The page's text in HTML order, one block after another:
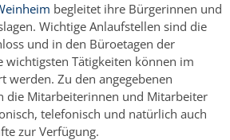
begleitet ihre Bürgerinnen und
Wichtige Anlaufstellen sind die
und in den Büroetagen der
wichtigsten Tätigkeiten können im
werden. Zu den angegebenen
die Mitarbeiterinnen und Mitarbeiter
telefonisch und natürlich auch
zur Verfügung.